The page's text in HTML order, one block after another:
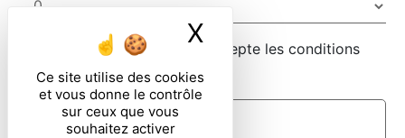
Ce site utilise des cookies
et vous donne le contrôle
sur ceux que vous
souhaitez activer
X Masquer le
En cochant cette case, j'accepte les conditions
particulières ci-dessous **
ENVOYER